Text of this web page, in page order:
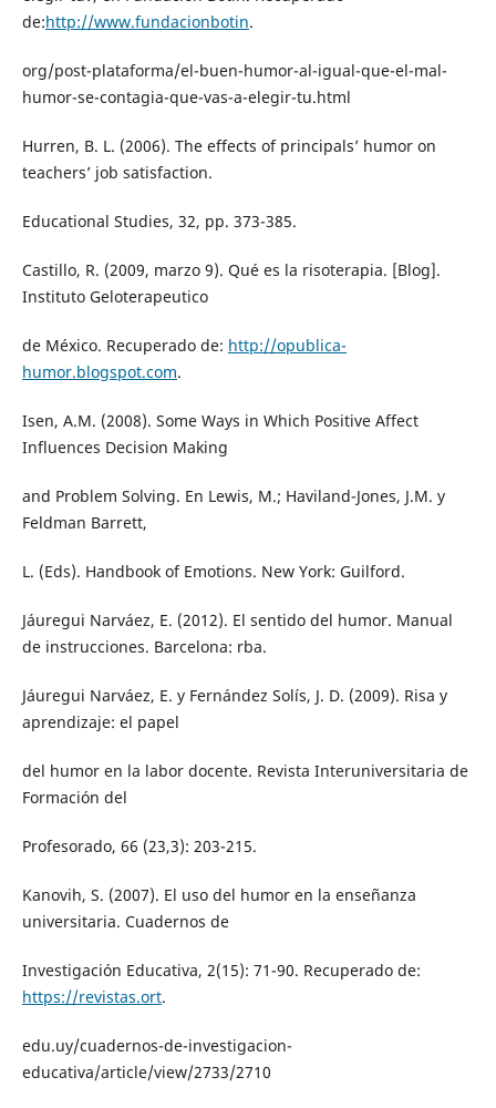
de:http://www.fundacionbotin.
org/post-plataforma/el-buen-humor-al-igual-que-el-mal-
humor-se-contagia-que-vas-a-elegir-tu.html
Hurren, B. L. (2006). The effects of principals’ humor on
teachers’ job satisfaction.
Educational Studies, 32, pp. 373-385.
Castillo, R. (2009, marzo 9). Qué es la risoterapia. [Blog].
Instituto Geloterapeutico
de México. Recuperado de: http://opublica-
humor.blogspot.com.
Isen, A.M. (2008). Some Ways in Which Positive Affect
Influences Decision Making
and Problem Solving. En Lewis, M.; Haviland-Jones, J.M. y
Feldman Barrett,
L. (Eds). Handbook of Emotions. New York: Guilford.
Jáuregui Narváez, E. (2012). El sentido del humor. Manual
de instrucciones. Barcelona: rba.
Jáuregui Narváez, E. y Fernández Solís, J. D. (2009). Risa y
aprendizaje: el papel
del humor en la labor docente. Revista Interuniversitaria de
Formación del
Profesorado, 66 (23,3): 203-215.
Kanovih, S. (2007). El uso del humor en la enseñanza
universitaria. Cuadernos de
Investigación Educativa, 2(15): 71-90. Recuperado de:
https://revistas.ort.
edu.uy/cuadernos-de-investigacion-
educativa/article/view/2733/2710